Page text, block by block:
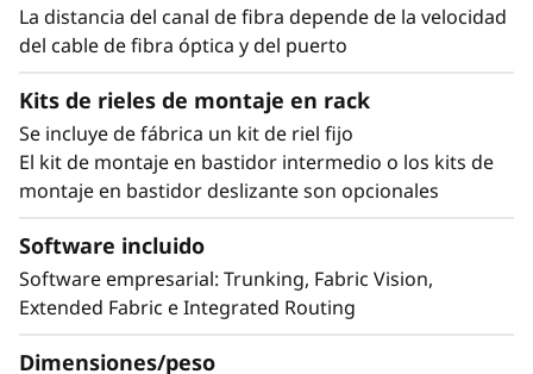
e
m
D
B
7
1
económico y compacto con hasta 24 puertos
de fibra de canal (FC) con tecnología FC de 7.ª
generación. Está diseñado buscando la
máxima flexibilidad y admite escalabilidad para
"invertir a medida que se crece" con puertos
bajo demanda (PoD) para ampliar de 8 a 24
puertos según precise. Cada puerto admite
transceptores SFP+ 32G o 64G, lo que
garantiza la escalabilidad del rendimiento y
compatibilidad con dispositivos 8G y 16G. Este
switch protege la inversión y permite a las
empresas comenzar desde cero, crecer
rápidamente y satisfacer el aumento de la
La distancia del canal de fibra depende de la velocidad
del cable de fibra óptica y del puerto
Kits de rieles de montaje en rack
Se incluye de fábrica un kit de riel fijo
El kit de montaje en bastidor intermedio o los kits de
montaje en bastidor deslizante son opcionales
Software incluido
Software empresarial: Trunking, Fabric Vision,
Extended Fabric e Integrated Routing
Dimensiones/peso